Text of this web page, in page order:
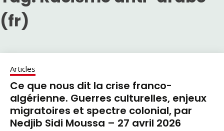
(fr)
Articles
Ce que nous dit la crise franco-
algérienne. Guerres culturelles, enjeux
migratoires et spectre colonial, par
Nedjib Sidi Moussa – 27 avril 2026